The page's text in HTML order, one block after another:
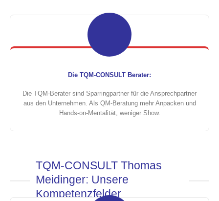
Die TQM-CONSULT Berater:
Die TQM-Berater sind Sparringpartner für die Ansprechpartner
aus den Unternehmen. Als QM-Beratung mehr Anpacken und
Hands-on-Mentalität, weniger Show.
TQM-CONSULT Thomas
Meidinger: Unsere
Kompetenzfelder